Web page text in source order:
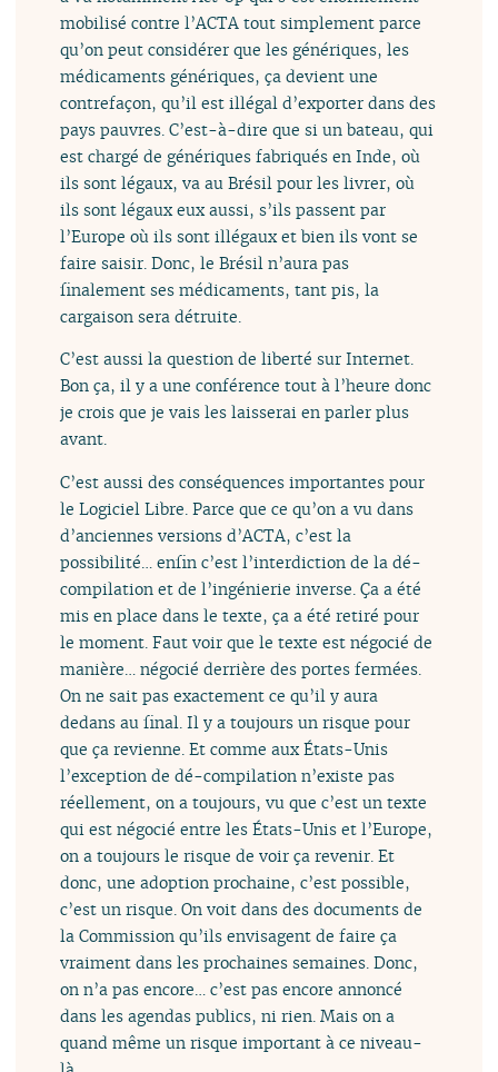
mobilisé contre l’ACTA tout simplement parce
qu’on peut considérer que les génériques, les
médicaments génériques, ça devient une
contrefaçon, qu’il est illégal d’exporter dans des
pays pauvres. C’est-à-dire que si un bateau, qui
est chargé de génériques fabriqués en Inde, où
ils sont légaux, va au Brésil pour les livrer, où
ils sont légaux eux aussi, s’ils passent par
l’Europe où ils sont illégaux et bien ils vont se
faire saisir. Donc, le Brésil n’aura pas
finalement ses médicaments, tant pis, la
cargaison sera détruite.
C’est aussi la question de liberté sur Internet.
Bon ça, il y a une conférence tout à l’heure donc
je crois que je vais les laisserai en parler plus
avant.
C’est aussi des conséquences importantes pour
le Logiciel Libre. Parce que ce qu’on a vu dans
d’anciennes versions d’ACTA, c’est la
possibilité… enfin c’est l’interdiction de la dé-
compilation et de l’ingénierie inverse. Ça a été
mis en place dans le texte, ça a été retiré pour
le moment. Faut voir que le texte est négocié de
manière… négocié derrière des portes fermées.
On ne sait pas exactement ce qu’il y aura
dedans au final. Il y a toujours un risque pour
que ça revienne. Et comme aux États-Unis
l’exception de dé-compilation n’existe pas
réellement, on a toujours, vu que c’est un texte
qui est négocié entre les États-Unis et l’Europe,
on a toujours le risque de voir ça revenir. Et
donc, une adoption prochaine, c’est possible,
c’est un risque. On voit dans des documents de
la Commission qu’ils envisagent de faire ça
vraiment dans les prochaines semaines. Donc,
on n’a pas encore… c’est pas encore annoncé
dans les agendas publics, ni rien. Mais on a
quand même un risque important à ce niveau-